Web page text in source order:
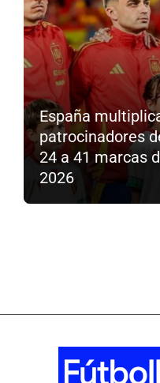
España
patrocinadores
24 a 41 marcas
2026